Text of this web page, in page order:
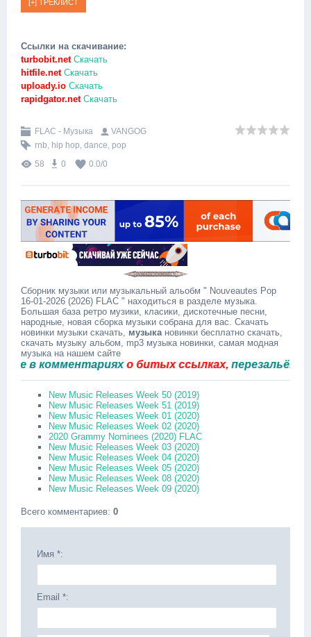
Ссылки на скачивание:
turbobit.netСкачать
hitfile.netСкачать
uploady.io Скачать
rapidgator.netСкачать
FLAC - Музыка
VANGOG
rnb, hip hop, dance, pop
58
0 0.0/0
Сборник музыки или музыкальный альобм " Nouveautes Pop
16-01-2026 (2026) FLAC " находиться в разделе музыка.
Большая база ретро музики, класики, дискотечные песни,
народные, новая сборка музыки собрана для вас. Скачать
новинки музыки скачать, музыкановинки бесплатно скачать,
скачать музыку альбом, mp3 музыка новинки, самая модная
музыка на нашем сайте
комментарияхо битых ссылках,перезальём
New Music Releases Week 50 (2019)
New Music Releases Week 51 (2019)
New Music Releases Week 01 (2020)
New Music Releases Week 02 (2020)
2020 Grammy Nominees (2020) FLAC
New Music Releases Week 03 (2020)
New Music Releases Week 04 (2020)
New Music Releases Week 05 (2020)
New Music Releases Week 08 (2020)
New Music Releases Week 09 (2020)
Всего комментариев: 0
Имя *:
Email *: